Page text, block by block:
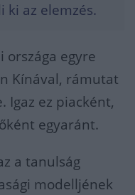
ki az elemzés.
országa egyre
Kínával, rámutat
Igaz ez piacként,
egyaránt.
a tanulság
modelljének